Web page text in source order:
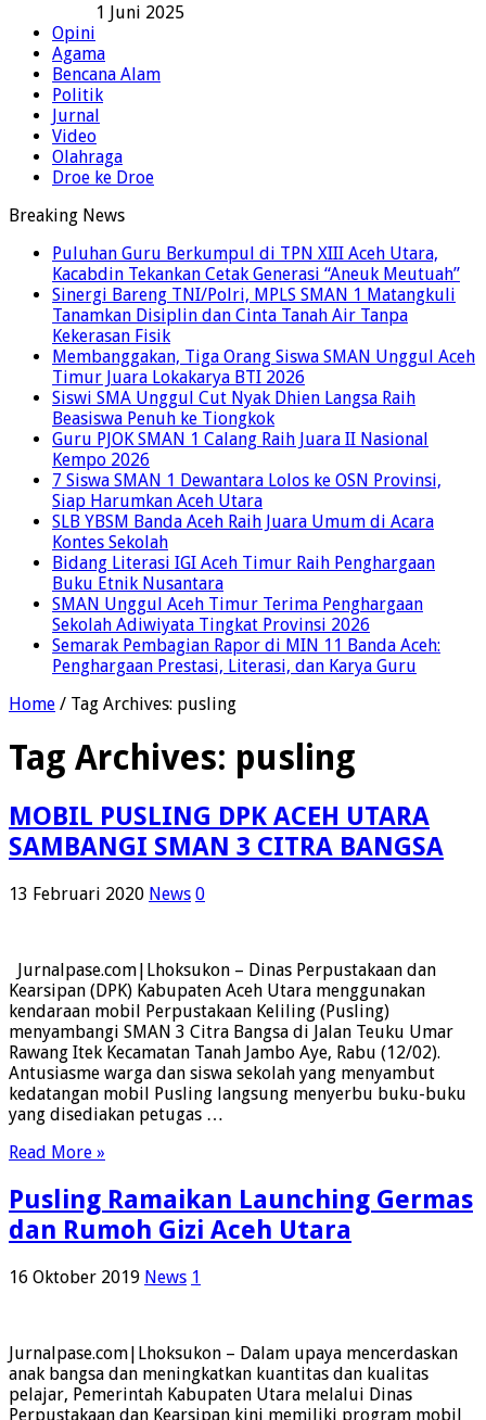
1 Juni 2025
Opini
Agama
Bencana Alam
Politik
Jurnal
Video
Olahraga
Droe ke Droe
Breaking News
Puluhan Guru Berkumpul di TPN XIII Aceh Utara,
Kacabdin Tekankan Cetak Generasi “Aneuk Meutuah”
Sinergi Bareng TNI/Polri, MPLS SMAN 1 Matangkuli
Tanamkan Disiplin dan Cinta Tanah Air Tanpa
Kekerasan Fisik
Membanggakan, Tiga Orang Siswa SMAN Unggul Aceh
Timur Juara Lokakarya BTI 2026
Siswi SMA Unggul Cut Nyak Dhien Langsa Raih
Beasiswa Penuh ke Tiongkok
Guru PJOK SMAN 1 Calang Raih Juara II Nasional
Kempo 2026
7 Siswa SMAN 1 Dewantara Lolos ke OSN Provinsi,
Siap Harumkan Aceh Utara
SLB YBSM Banda Aceh Raih Juara Umum di Acara
Kontes Sekolah
Bidang Literasi IGI Aceh Timur Raih Penghargaan
Buku Etnik Nusantara
SMAN Unggul Aceh Timur Terima Penghargaan
Sekolah Adiwiyata Tingkat Provinsi 2026
Semarak Pembagian Rapor di MIN 11 Banda Aceh:
Penghargaan Prestasi, Literasi, dan Karya Guru
Home / Tag Archives: pusling
Tag Archives: pusling
MOBIL PUSLING DPK ACEH UTARA
SAMBANGI SMAN 3 CITRA BANGSA
13 Februari 2020 News 0
Jurnalpase.com|Lhoksukon – Dinas Perpustakaan dan
Kearsipan (DPK) Kabupaten Aceh Utara menggunakan
kendaraan mobil Perpustakaan Keliling (Pusling)
menyambangi SMAN 3 Citra Bangsa di Jalan Teuku Umar
Rawang Itek Kecamatan Tanah Jambo Aye, Rabu (12/02).
Antusiasme warga dan siswa sekolah yang menyambut
kedatangan mobil Pusling langsung menyerbu buku-buku
yang disediakan petugas …
Read More »
Pusling Ramaikan Launching Germas
dan Rumoh Gizi Aceh Utara
16 Oktober 2019 News 1
Jurnalpase.com|Lhoksukon – Dalam upaya mencerdaskan
anak bangsa dan meningkatkan kuantitas dan kualitas
pelajar, Pemerintah Kabupaten Utara melalui Dinas
Perpustakaan dan Kearsipan kini memiliki program mobil